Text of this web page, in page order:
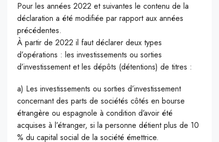
Pour les années 2022 et suivantes le contenu de la
déclaration a été modifiée par rapport aux années
précédentes.
À partir de 2022 il faut déclarer deux types
d’opérations : les investissements ou sorties
d’investissement et les dépôts (détentions) de titres :
a) Les investissements ou sorties d’investissement
concernant des parts de sociétés côtés en bourse
étrangère ou espagnole à condition d’avoir été
acquises à l’étranger, si la personne détient plus de 10
% du capital social de la société émettrice.